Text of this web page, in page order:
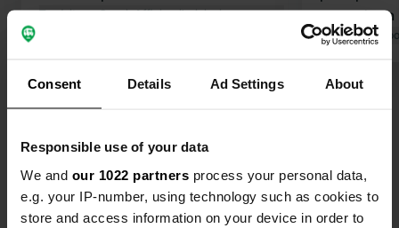
Consent Details Ad Settings About
Responsible use of your data
We and our 1022 partners process your personal data,
e.g. your IP-number, using technology such as cookies to
store and access information on your device in order to
Traduit par GoogleAfficher l'original
car mais
camping-
Traduit par
Es-tu déjà venu ici ?